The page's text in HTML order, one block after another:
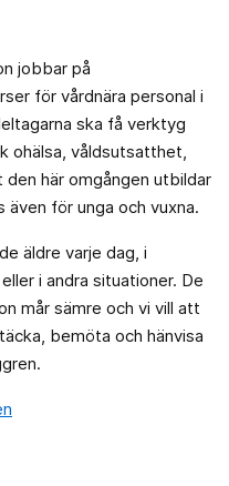
jobbar på
för vårdnära personal i
ska få verktyg
ohälsa, våldsutsatthet,
här omgången utbildar
även för unga och vuxna.
äldre varje dag, i
i andra situationer. De
mår sämre och vi vill att
bemöta och hänvisa